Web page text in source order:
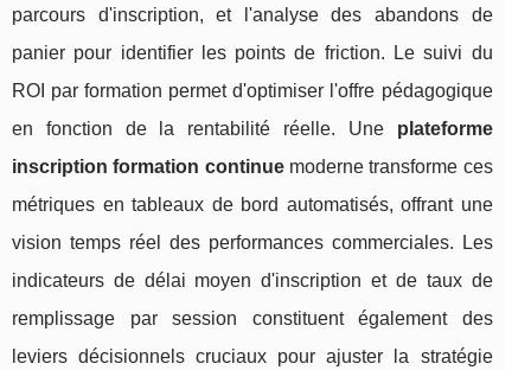
parcours d'inscription, et l'analyse des abandons de
panier pour identifier les points de friction. Le suivi du
ROI par formation permet d'optimiser l'offre pédagogique
en fonction de la rentabilité réelle. Une plateforme
inscription formation continuemoderne transforme ces
métriques en tableaux de bord automatisés, offrant une
vision temps réel des performances commerciales. Les
indicateurs de délai moyen d'inscription et de taux de
remplissage par session constituent également des
leviers décisionnels cruciaux pour ajuster la stratégie